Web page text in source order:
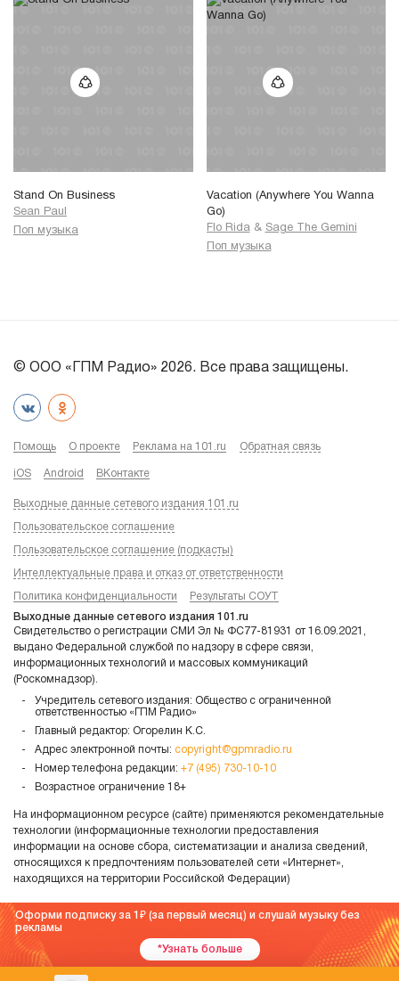
Stand On Business
Sean Paul
Поп музыка
Vacation (Anywhere You Wanna
Go)
Flo Rida & Sage The Gemini
Поп музыка
© ООО «ГПМ Радио» 2026. Все права защищены.
Помощь О проекте Реклама на 101.ru Обратная связь
iOS Android ВКонтакте
Выходные данные сетевого издания 101.ru
Пользовательское соглашение
Пользовательское соглашение (подкасты)
Интеллектуальные права и отказ от ответственности
Политика конфиденциальности Результаты СОУТ
Выходные данные сетевого издания 101.ru
Свидетельство о регистрации СМИ Эл № ФС77-81931 от 16.09.2021,
выдано Федеральной службой по надзору в сфере связи,
информационных технологий и массовых коммуникаций
(Роскомнадзор).
Учредитель сетевого издания: Общество с ограниченной
ответственностью «ГПМ Радио»
Главный редактор: Огорелин К.С.
Адрес электронной почты: copyright@gpmradio.ru
Номер телефона редакции: +7 (495) 730-10-10
Возрастное ограничение 18+
На информационном ресурсе (сайте) применяются рекомендательные
технологии (информационные технологии предоставления
информации на основе сбора, систематизации и анализа сведений,
относящихся к предпочтениям пользователей сети «Интернет»,
находящихся на территории Российской Федерации)
Оформи подписку за 1
(за первый месяц) и слушай музыку без
рекламы
*Узнать больше